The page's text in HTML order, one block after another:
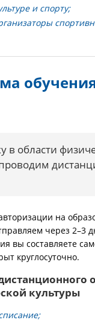
и спорту;
в области
на
через 2–3
вы составляете
круглосуточно.
культуры